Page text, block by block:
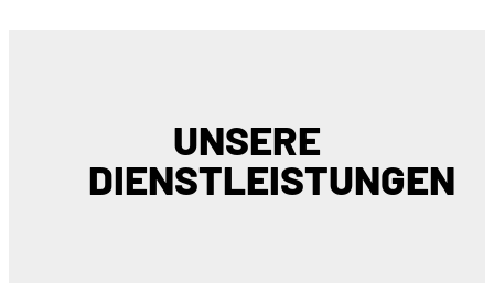
UNSERE
DIENSTLEISTUNGEN